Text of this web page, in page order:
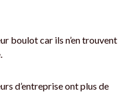
boulot car ils n’en trouvent
d’entreprise ont plus de